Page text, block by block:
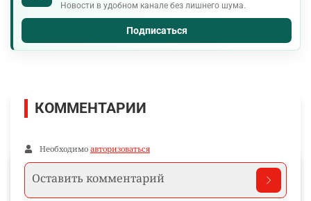
Новости в удобном канале без лишнего шума.
Подписаться
КОММЕНТАРИИ
Необходимо авторизоваться